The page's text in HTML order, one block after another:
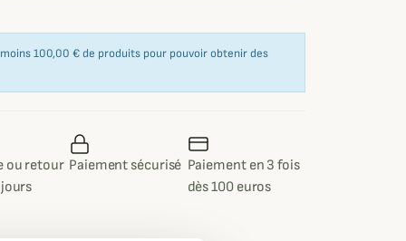
100,00 € de produits pour pouvoir obtenir des
ou retour Paiement sécurisé Paiement en 3 fois
dès 100 euros